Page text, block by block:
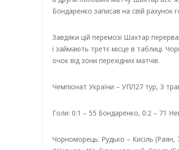
Бондаренко записав на свій рахунок
Завдяки цій перемозі Шахтар
і займають третє місце в таблиці.
очок від зони перехідних матчів.
Чемпіонат України – УПЛ27 тур, 3
Голи: 0:1 – 55 Бондаренко, 0:2 – 71
Чорноморець: Рудько – Кисіль